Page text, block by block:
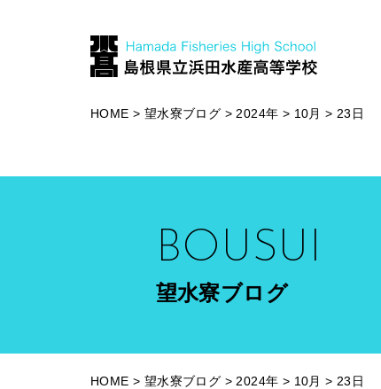
HOME > 望水寮ブログ > 2024年 > 10月 > 23日
BOUSUI
望水寮ブログ
HOME > 望水寮ブログ > 2024年 > 10月 > 23日